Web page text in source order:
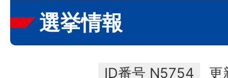
選挙情報
ID番号 N5754
更